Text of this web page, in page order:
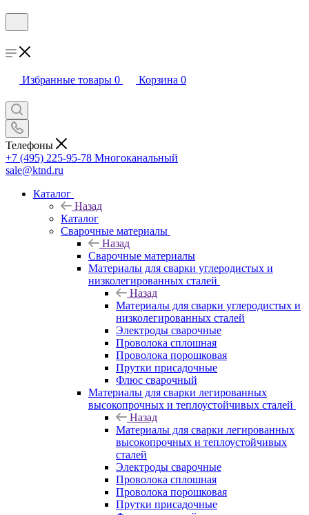
Избранные товары 0 Корзина 0
Телефоны
+7 (495) 225-95-78 Многоканальный
sale@ktnd.ru
Каталог
Назад
Каталог
Сварочные материалы
Назад
Сварочные материалы
Материалы для сварки углеродистых и
низколегированных сталей
Назад
Материалы для сварки углеродистых и
низколегированных сталей
Электроды сварочные
Проволока сплошная
Проволока порошковая
Прутки присадочные
Флюс сварочный
Материалы для сварки легированных
высокопрочных и теплоустойчивых сталей
Назад
Материалы для сварки легированных
высокопрочных и теплоустойчивых
сталей
Электроды сварочные
Проволока сплошная
Проволока порошковая
Прутки присадочные